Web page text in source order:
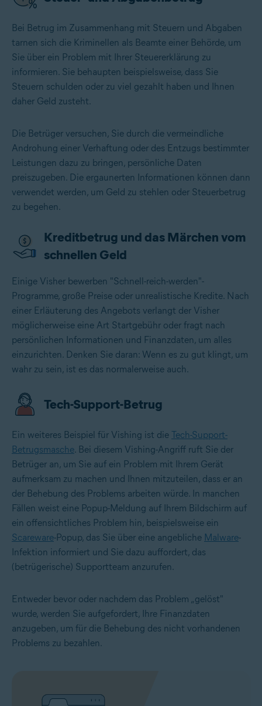
Bei Betrug im Zusammenhang mit Steuern und Abgaben
tarnen sich die Kriminellen als Beamte einer Behörde, um
Sie über ein Problem mit Ihrer Steuererklärung zu
informieren. Sie behaupten beispielsweise, dass Sie
Steuern schulden oder zu viel gezahlt haben und Ihnen
daher Geld zusteht.
Die Betrüger versuchen, Sie durch die vermeindliche
Androhung einer Verhaftung oder des Entzugs bestimmter
Leistungen dazu zu bringen, persönliche Daten
preiszugeben. Die ergaunerten Informationen können dann
verwendet werden, um Geld zu stehlen oder Steuerbetrug
zu begehen.
Kreditbetrug und das Märchen vom
schnellen Geld
Einige Visher bewerben "Schnell-reich-werden"-
Programme, große Preise oder unrealistische Kredite. Nach
einer Erläuterung des Angebots verlangt der Visher
möglicherweise eine Art Startgebühr oder fragt nach
persönlichen Informationen und Finanzdaten, um alles
einzurichten. Denken Sie daran: Wenn es zu gut klingt, um
wahr zu sein, ist es das normalerweise auch.
Tech-Support-Betrug
Ein weiteres Beispiel für Vishing ist die Tech-Support-
Betrugsmasche. Bei diesem Vishing-Angriff ruft Sie der
Betrüger an, um Sie auf ein Problem mit Ihrem Gerät
aufmerksam zu machen und Ihnen mitzuteilen, dass er an
der Behebung des Problems arbeiten würde. In manchen
Fällen weist eine Popup-Meldung auf Ihrem Bildschirm auf
ein offensichtliches Problem hin, beispielsweise ein
Scareware-Popup, das Sie über eine angebliche Malware-
Infektion informiert und Sie dazu auffordert, das
(betrügerische) Supportteam anzurufen.
Entweder bevor oder nachdem das Problem „gelöst"
wurde, werden Sie aufgefordert, Ihre Finanzdaten
anzugeben, um für die Behebung des nicht vorhandenen
Problems zu bezahlen.